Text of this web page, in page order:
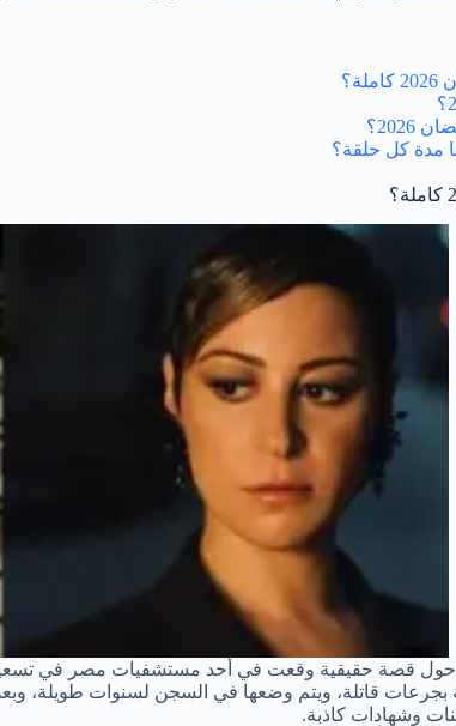
مدة كل حلقة؟
تدور قصة مسلسل عنبر الموت رمضان 2026 حول قصة حقيقية وقعت في أحد
بجرعات قاتلة، ويتم وضعها في السجن لسنوات طويلة،
وشهادات كاذبة.